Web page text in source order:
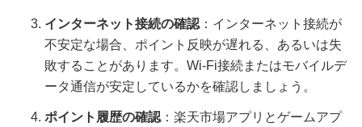
インターネット接続の確認 ：インターネット接続が
不安定な場合、ポイント反映が遅れる、あるいは失
敗することがあります。Wi-Fi接続またはモバイルデ
ータ通信が安定しているかを確認しましょう。
ポイント履歴の確認：楽天市場アプリとゲームアプ